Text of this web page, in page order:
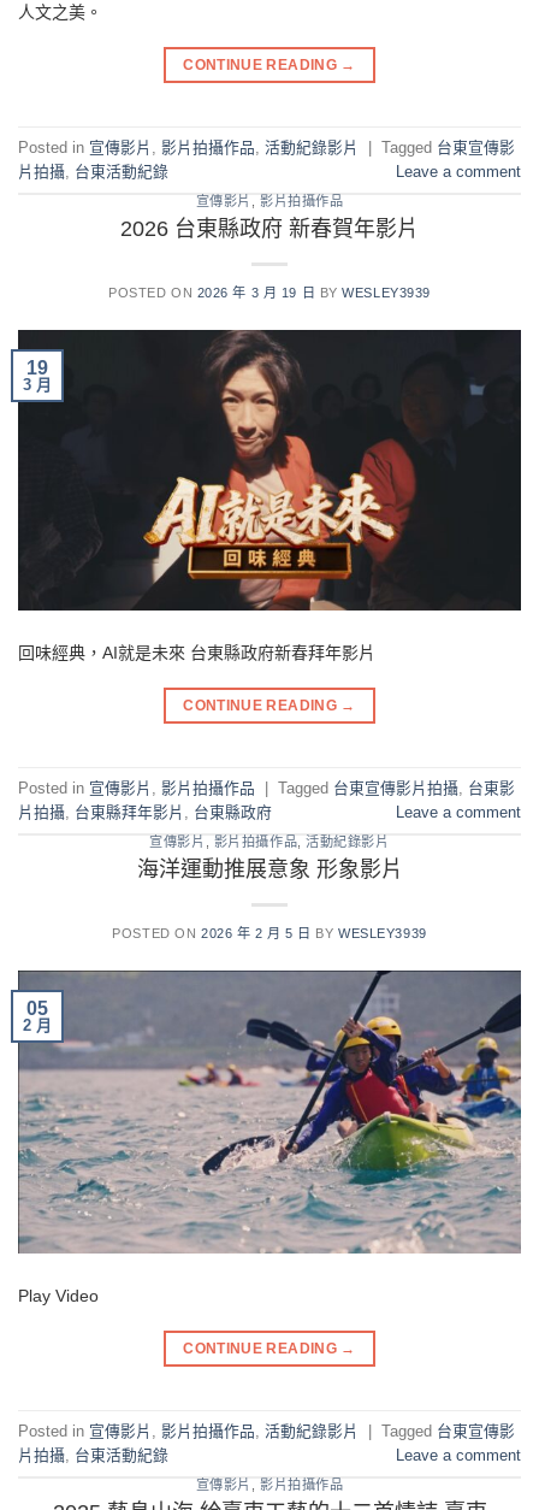
人文之美。
CONTINUE READING →
Posted in 宣傳影片 影片拍攝作品 活動紀錄影片 | Tagged 台東宣傳影
片拍攝 台東活動紀錄 Leave a comment
宣傳影片 影片拍攝作品
2026 台東縣政府 新春賀年影片
POSTED ON 2026 年 3 月 19 日 BYWESLEY3939
19
3 月
回味經典，AI就是未來 台東縣政府新春拜年影片
CONTINUE READING →
Posted in 宣傳影片 影片拍攝作品 | Tagged 台東宣傳影片拍攝 台東影
片拍攝 台東縣拜年影片 台東縣政府 Leave a comment
宣傳影片 影片拍攝作品 ,活動紀錄影片
海洋運動推展意象 形象影片
POSTED ON 2026 年 2 月 5 日 BYWESLEY3939
05
2 月
Play Video
CONTINUE READING →
Posted in 宣傳影片 影片拍攝作品 活動紀錄影片 | Tagged 台東宣傳影
片拍攝 台東活動紀錄 Leave a comment
宣傳影片 , 影片拍攝作品